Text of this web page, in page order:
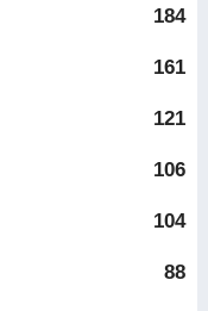
184
161
121
106
104
88